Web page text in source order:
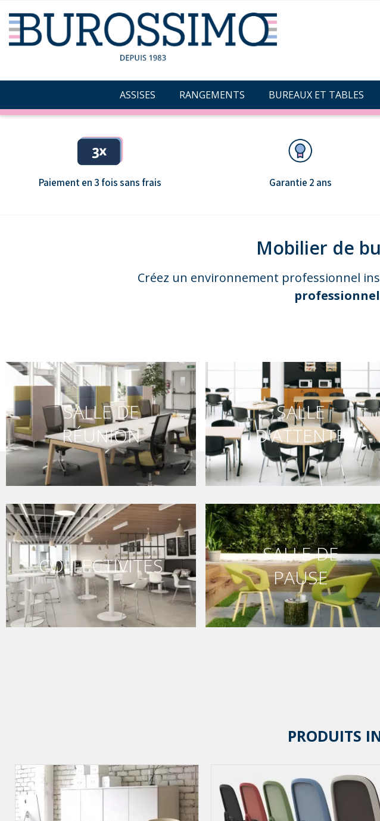
ASSISES RANGEMENTS BUREAUX ET TABLES
Paiement en 3 fois sans frais Garantie 2 ans
Mobilier de
Créez un environnement professionnel
professionnel
SALLE DE
RÉUNION
SALLE
D'ATTENTE
COLLECTIVITÉS
SALLE DE
PAUSE
PRODUITS